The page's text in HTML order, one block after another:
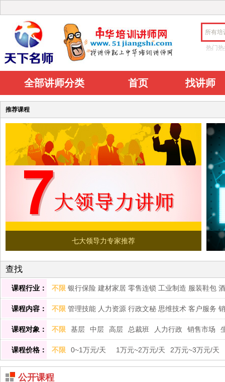
所有培
热门
全部讲师分类 首页 找讲师
推荐课程
七大领导力专家推荐
查找
课程行业： 不限 银行保险 建材家居 零售连锁 工业制造 服装鞋包
训 美容化妆 农林畜牧 印刷包装 体育用品 玩具礼品 汽车
课程内容： 不限 管理技能 人力资源 行政文秘 思维技术 客户服务
康养生 内训师培养 互联网管理
课程对象： 不限 基层 中层 高层 总裁班 人力行政 销售市场
课程价格： 不限 0~1万元/天 1万元~2万元/天 2万元~3万元/天
公开课程